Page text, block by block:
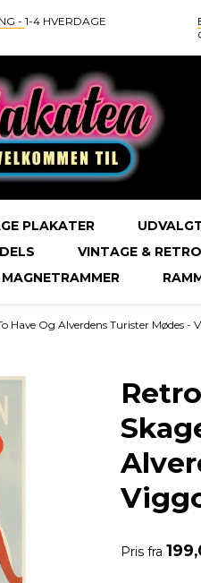
- 1-4 HVERDAGE
PLAKATER
VINTAGE & RETRO
MAGNETRAMMER
Have Og Alverdens Turister Mødes -
Pris fra